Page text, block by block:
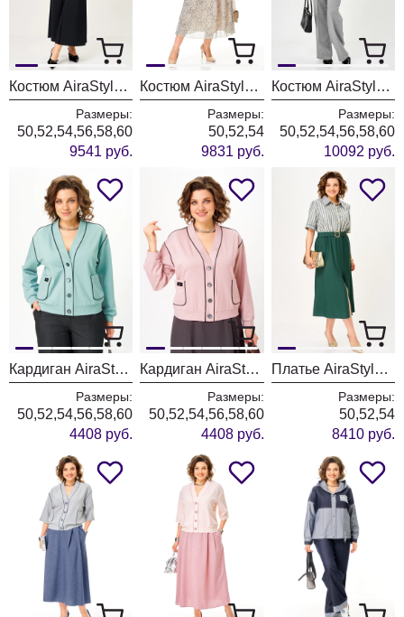
Костюм AiraStyle 24146 пудра + черный
Размеры:
50,52,54,56,58,60
9541 руб.
Костюм AiraStyle 24144 бежевый лео
Размеры:
50,52,54
9831 руб.
Костюм AiraStyle 24259 серый
Размеры:
50,52,54,56,58,60
10092 руб.
Кардиган AiraStyle 24018 мята
Размеры:
50,52,54,56,58,60
4408 руб.
Кардиган AiraStyle 24018 пудра
Размеры:
50,52,54,56,58,60
4408 руб.
Платье AiraStyle 24434 изумруд
Размеры:
50,52,54
8410 руб.